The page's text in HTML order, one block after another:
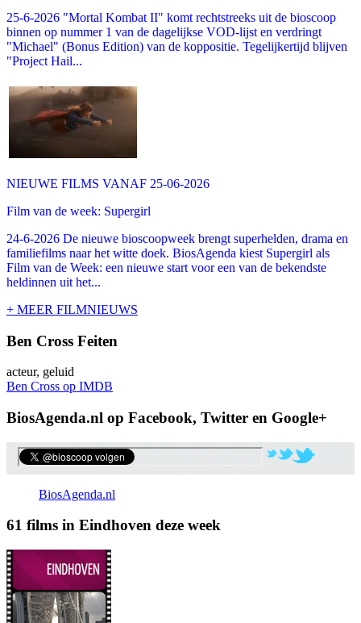
25-6-2026 "Mortal Kombat II" komt rechtstreeks uit de bioscoop
binnen op nummer 1 van de dagelijkse VOD-lijst en verdringt
"Michael" (Bonus Edition) van de koppositie. Tegelijkertijd blijven
"Project Hail...
NIEUWE FILMS VANAF 25-06-2026
Film van de week: Supergirl
24-6-2026 De nieuwe bioscoopweek brengt superhelden, drama en
familiefilms naar het witte doek. BiosAgenda kiest Supergirl als
Film van de Week: een nieuwe start voor een van de bekendste
heldinnen uit het...
+ MEER FILMNIEUWS
Ben Cross Feiten
acteur, geluid
Ben Cross op IMDB
BiosAgenda.nl op Facebook, Twitter en Google+
BiosAgenda.nl
61 films in Eindhoven deze week